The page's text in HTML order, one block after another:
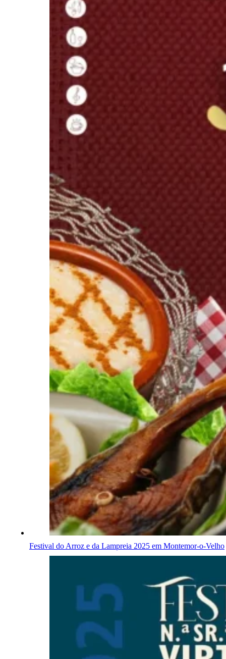
Festival do Arroz e da Lampreia 2025 em Montemor-o-Velho